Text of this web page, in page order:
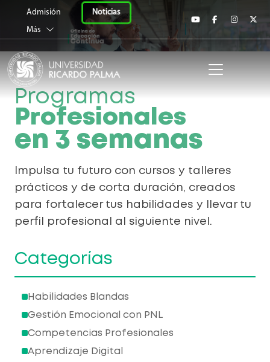
Admisión Noticias
Más
Universidad Ricardo
Programas
Profesionales
en 3 semanas
Impulsa tu futuro con cursos y talleres
prácticos y de corta duración, creados
para fortalecer tus habilidades y llevar tu
perfil profesional al siguiente nivel.
Categorías
Habilidades Blandas
Gestión Emocional con PNL
Competencias Profesionales
Aprendizaje Digital